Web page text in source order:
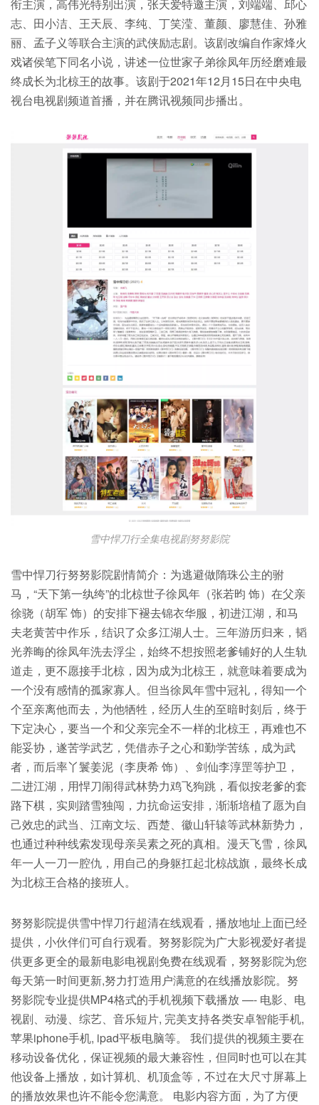
衔主演，高伟光特别出演，张天爱特邀主演，刘端端、邱心
志、田小洁、王天辰、李纯、丁笑滢、董颜、廖慧佳、孙雅
丽、孟子义等联合主演的武侠励志剧。该剧改编自作家烽火
戏诸侯笔下同名小说，讲述一位世家子弟徐凤年历经磨难最
终成长为北椋王的故事。该剧于2021年12月15日在中央电
视台电视剧频道首播，并在腾讯视频同步播出。
雪中悍刀行全集电视剧努努影院
雪中悍刀行努努影院剧情简介：为逃避做隋珠公主的驸
马，“天下第一纨绔”的北椋世子徐凤年（张若昀 饰）在父亲
徐骁（胡军 饰）的安排下褪去锦衣华服，初进江湖，和马
夫老黄苦中作乐，结识了众多江湖人士。三年游历归来，韬
光养晦的徐凤年洗去浮尘，始终不想按照老爹铺好的人生轨
道走，更不愿接手北椋，因为成为北椋王，就意味着要成为
一个没有感情的孤家寡人。但当徐凤年雪中冠礼，得知一个
个至亲离他而去，为他牺牲，经历人生的至暗时刻后，终于
下定决心，要当一个和父亲完全不一样的北椋王，再难也不
能妥协，遂苦学武艺，凭借赤子之心和勤学苦练，成为武
者，而后率丫鬟姜泥（李庚希 饰）、剑仙李淳罡等护卫，
二进江湖，用悍刀闹得武林势力鸡飞狗跳，看似按老爹的套
路下棋，实则踏雪独闯，力抗命运安排，渐渐培植了愿为自
己效忠的武当、江南文坛、西楚、徽山轩辕等武林新势力，
也通过种种线索发现母亲吴素之死的真相。漫天飞雪，徐凤
年一人一刀一腔仇，用自己的身躯扛起北椋战旗，最终长成
为北椋王合格的接班人。
努努影院提供雪中悍刀行超清在线观看，播放地址上面已经
提供，小伙伴们可自行观看。努努影院为广大影视爱好者提
供更多更全的最新电影电视剧免费在线观看，努努影院为您
每天第一时间更新,努力打造用户满意的在线播放影院。努
努影院专业提供MP4格式的手机视频下载播放 —- 电影、电
视剧、动漫、综艺、音乐短片, 完美支持各类安卓智能手机,
苹果iphone手机, ipad平板电脑等。 我们提供的视频主要在
移动设备优化，保证视频的最大兼容性，但同时也可以在其
他设备上播放，如计算机、机顶盒等，不过在大尺寸屏幕上
的播放效果也许不能令您满意。 电影内容方面，为了方便